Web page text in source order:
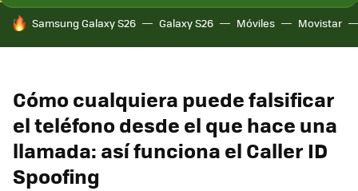
HOY SE HABLA DE
Samsung Galaxy S26 Galaxy S26 Móviles Movistar
Cómo cualquiera puede falsificar
el teléfono desde el que hace una
llamada: así funciona el Caller ID
Spoofing